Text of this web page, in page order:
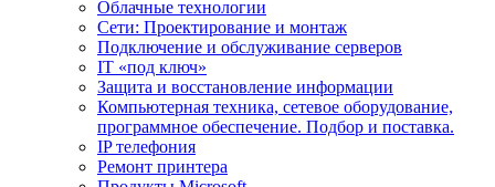
Облачные технологии
Сети: Проектирование и монтаж
Подключение и обслуживание серверов
IT «под ключ»
Защита и восстановление информации
Компьютерная техника, сетевое оборудование,
программное обеспечение. Подбор и поставка.
IP телефония
Ремонт принтера